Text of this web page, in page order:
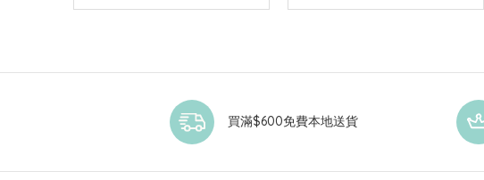
買滿$600免費本地送貨